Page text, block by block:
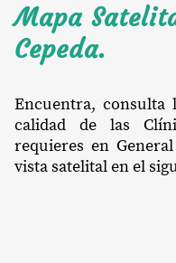
Mapa
Cepeda.
Encuentra, consulta
calidad de las
requieres en
vista satelital en el